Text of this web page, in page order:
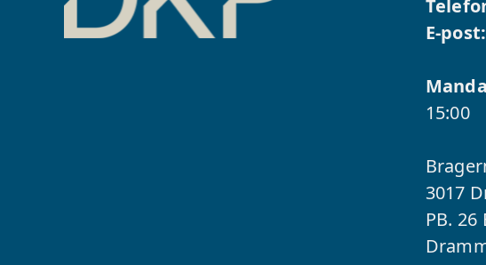
E-post:
15:00
3017
PB. 26